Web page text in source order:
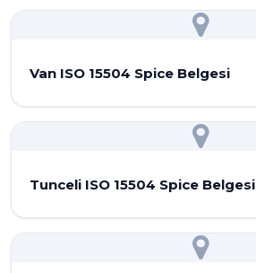
Van ISO 15504 Spice Belgesi
Tunceli ISO 15504 Spice Belgesi